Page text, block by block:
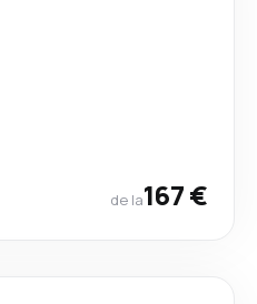
de la167 €